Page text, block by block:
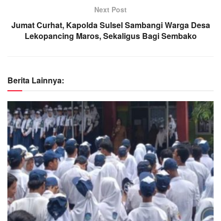
Next Post
Jumat Curhat, Kapolda Sulsel Sambangi Warga Desa
Lekopancing Maros, Sekaligus Bagi Sembako
Berita Lainnya: